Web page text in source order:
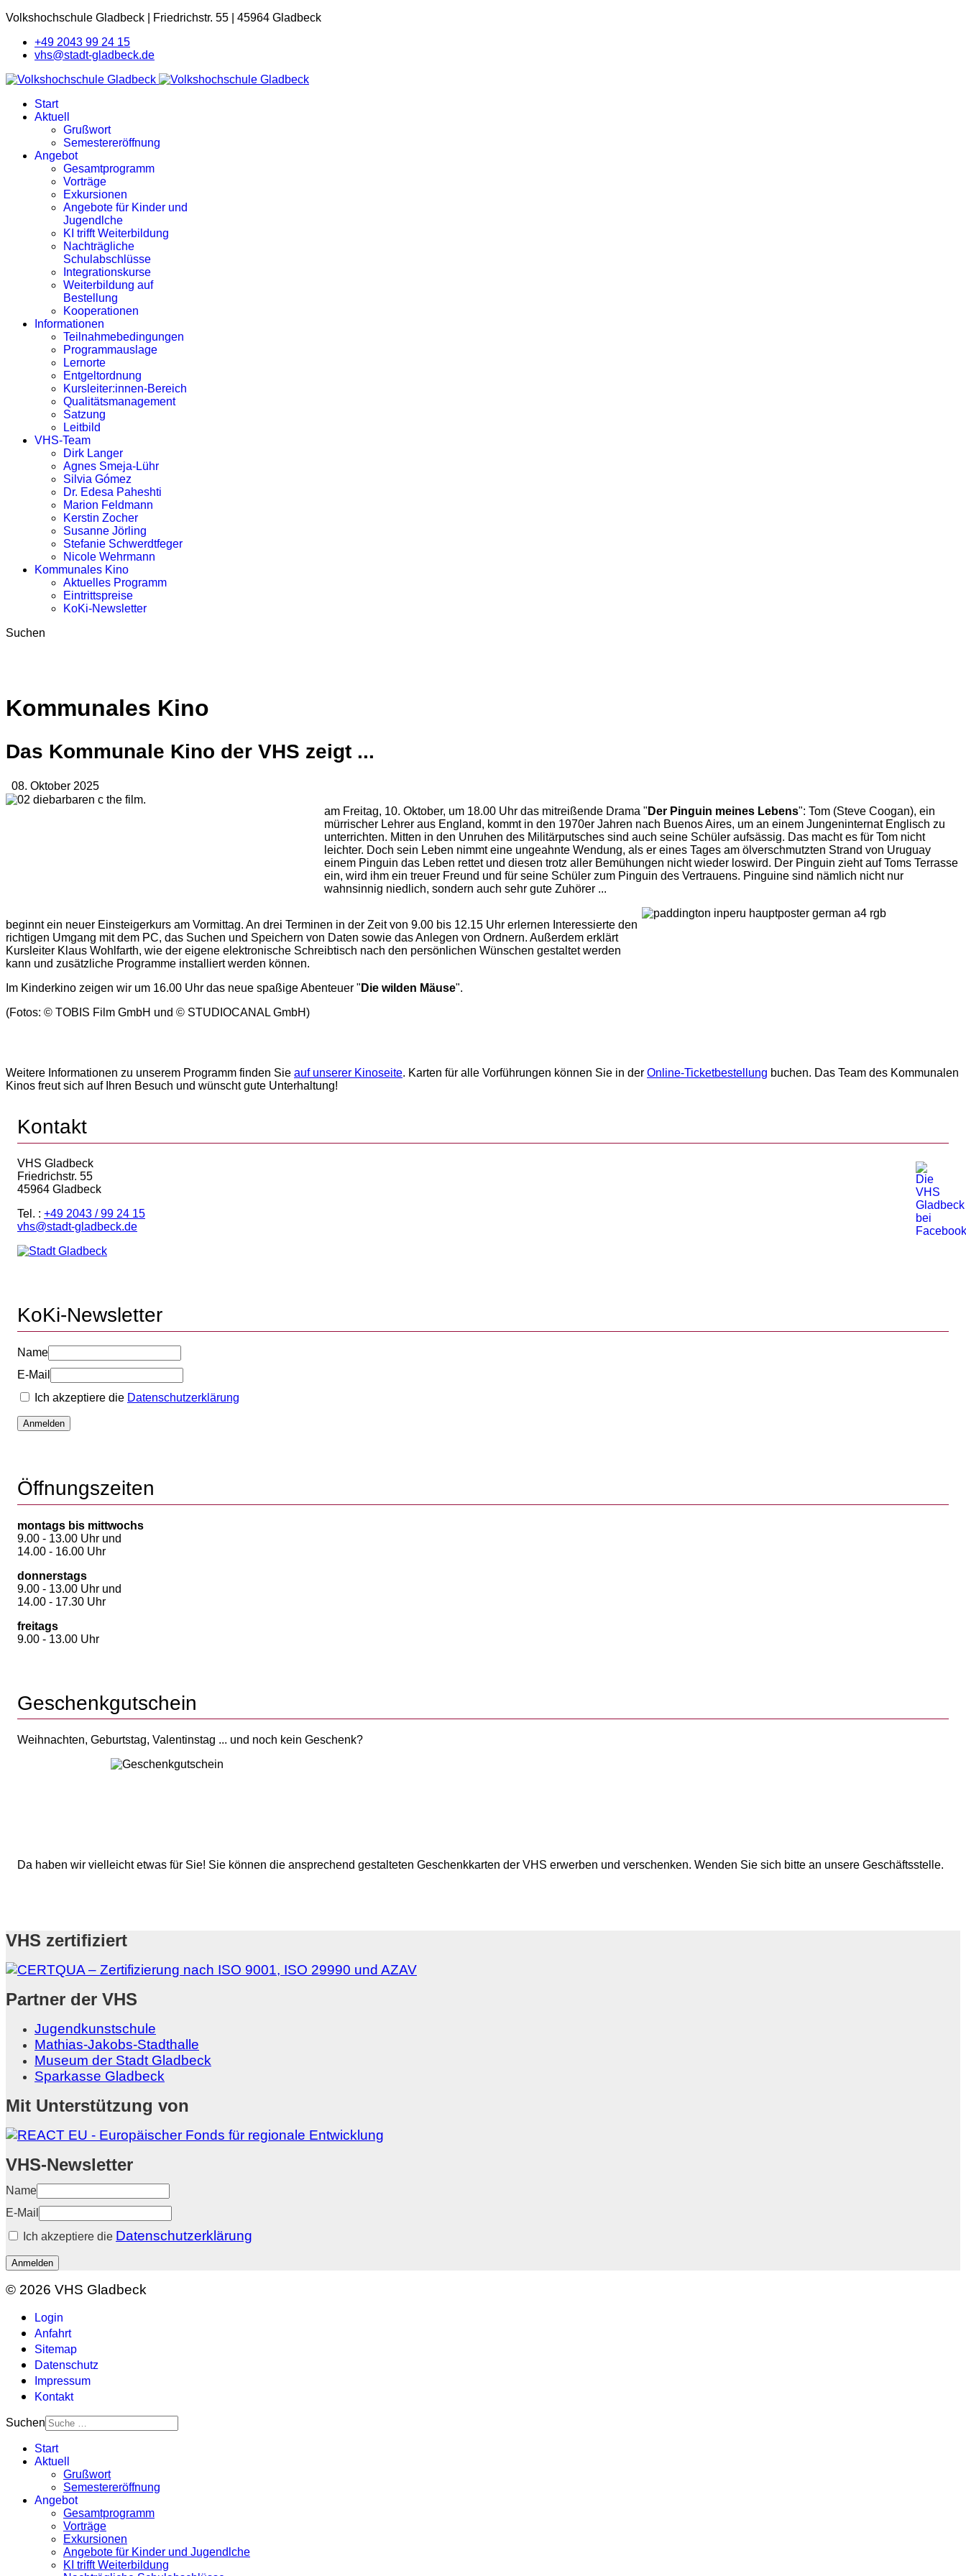
Volkshochschule Gladbeck Friedrichstr. 55
45964 Gladbeck
+49 2043 99 24 15
vhs@stadt-gladbeck.de
Start
Aktuell
Grußwort
Semestereröffnung
Angebot
Gesamtprogramm
Vorträge
Exkursionen
Angebote für Kinder und
Jugendlche
KI trifft Weiterbildung
Nachträgliche
Schulabschlüsse
Integrationskurse
Weiterbildung auf
Bestellung
Kooperationen
Informationen
Teilnahmebedingungen
Programmauslage
Lernorte
Entgeltordnung
Kursleiter:innen-Bereich
Qualitätsmanagement
Satzung
Leitbild
VHS-Team
Dirk Langer
Agnes Smeja-Lühr
Silvia Gómez
Dr. Edesa Paheshti
Marion Feldmann
Kerstin Zocher
Susanne Jörling
Stefanie Schwerdtfeger
Nicole Wehrmann
Kommunales Kino
Aktuelles Programm
Eintrittspreise
KoKi-Newsletter
Suchen
Kommunales Kino
Das Kommunale Kino der VHS zeigt ...
08. Oktober 2025
.
am Freitag, 10. Oktober, um 18.00 Uhr das mitreißende Drama " Der Pinguin meines Lebens": Tom (Steve Coogan), ein
mürrischer Lehrer aus England, kommt in den 1970er Jahren nach Buenos Aires, um an einem Jungeninternat Englisch zu
unterrichten. Mitten in den Unruhen des Militärputsches sind auch seine Schüler aufsässig. Das macht es für Tom nicht
leichter. Doch sein Leben nimmt eine ungeahnte Wendung, als er eines Tages am ölverschmutzten Strand von Uruguay
einem Pinguin das Leben rettet und diesen trotz aller Bemühungen nicht wieder loswird. Der Pinguin zieht auf Toms Terrasse
ein, wird ihm ein treuer Freund und für seine Schüler zum Pinguin des Vertrauens. Pinguine sind nämlich nicht nur
wahnsinnig niedlich, sondern auch sehr gute Zuhörer ...
beginnt ein neuer Einsteigerkurs am Vormittag. An drei Terminen in der Zeit von 9.00 bis 12.15 Uhr erlernen Interessierte den
richtigen Umgang mit dem PC, das Suchen und Speichern von Daten sowie das Anlegen von Ordnern. Außerdem erklärt
Kursleiter Klaus Wohlfarth, wie der eigene elektronische Schreibtisch nach den persönlichen Wünschen gestaltet werden
kann und zusätzliche Programme installiert werden können.
Im Kinderkino zeigen wir um 16.00 Uhr das neue spaßige Abenteuer " Die wilden Mäuse".
(Fotos: © TOBIS Film GmbH und © STUDIOCANAL GmbH)
Weitere Informationen zu unserem Programm finden Sie auf unserer Kinoseite. Karten für alle Vorführungen können Sie in der Online-Ticketbestellung buchen. Das Team des Kommunalen
Kinos freut sich auf Ihren Besuch und wünscht gute Unterhaltung!
Kontakt
VHS Gladbeck
Friedrichstr. 55
45964 Gladbeck
Tel. : +49 2043 / 99 24 15
vhs@stadt-gladbeck.de
KoKi-Newsletter
Name
E-Mail
Ich akzeptiere die Datenschutzerklärung
Anmelden
Öffnungszeiten
montags bis mittwochs
9.00 - 13.00 Uhr und
14.00 - 16.00 Uhr
donnerstags
9.00 - 13.00 Uhr und
14.00 - 17.30 Uhr
freitags
9.00 - 13.00 Uhr
Geschenkgutschein
Weihnachten, Geburtstag, Valentinstag ... und noch kein Geschenk?
Da haben wir vielleicht etwas für Sie! Sie können die ansprechend gestalteten Geschenkkarten der VHS erwerben und verschenken. Wenden Sie sich bitte an unsere Geschäftsstelle.
VHS zertifiziert
Partner der VHS
Jugendkunstschule
Mathias-Jakobs-Stadthalle
Museum der Stadt Gladbeck
Sparkasse Gladbeck
Mit Unterstützung von
VHS-Newsletter
Name
E-Mail
Ich akzeptiere die Datenschutzerklärung
Anmelden
© 2026 VHS Gladbeck
Login
Anfahrt
Sitemap
Datenschutz
Impressum
Kontakt
Suchen
Start
Aktuell
Grußwort
Semestereröffnung
Angebot
Gesamtprogramm
Vorträge
Exkursionen
Angebote für Kinder und Jugendlche
KI trifft Weiterbildung